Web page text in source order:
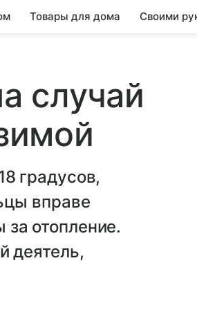
Товары для дома Своими
случай
градусов,
вправе
отопление.
деятель,